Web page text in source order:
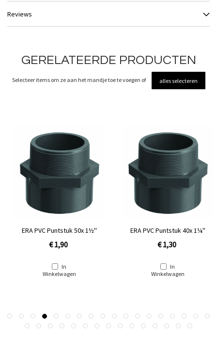
Reviews
GERELATEERDE PRODUCTEN
Selecteer items om ze aan het mandje toe te voegen of alles selecteren
ERA PVC Puntstuk 50x 1½''
€ 1,90
In
Winkelwagen
ERA PVC Puntstuk 40x 1¼''
€ 1,30
In
Winkelwagen